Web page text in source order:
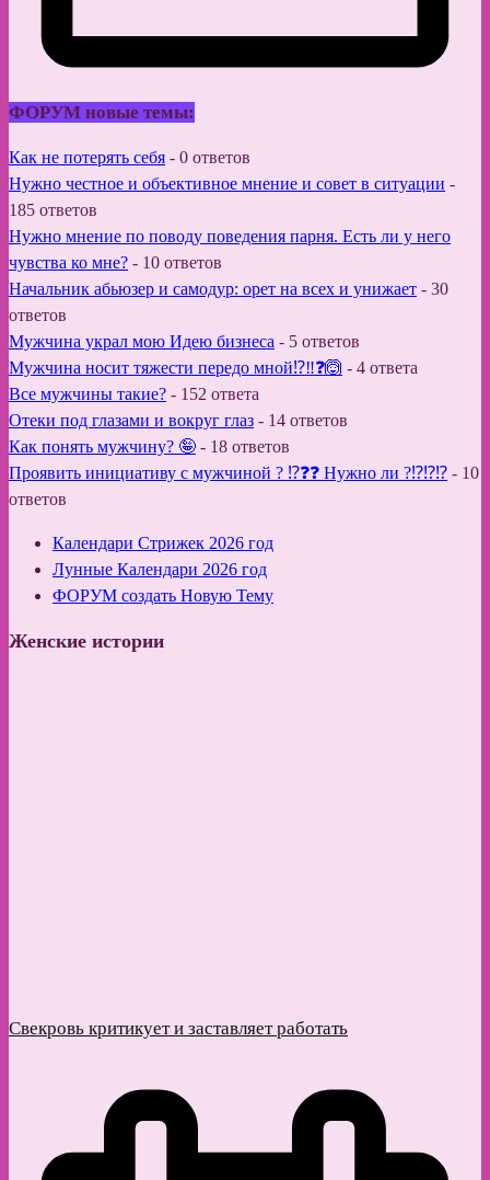
ФОРУМ новые темы:
Как не потерять себя - 0 ответов
Нужно честное и объективное мнение и совет в ситуации -
185 ответов
Нужно мнение по поводу поведения парня. Есть ли у него
чувства ко мне? - 10 ответов
Начальник абьюзер и самодур: орет на всех и унижает - 30
ответов
Мужчина украл мою Идею бизнеса - 5 ответов
Мужчина носит тяжести передо мной⁉️‼️❓🙆 - 4 ответа
Все мужчины такие? - 152 ответа
Отеки под глазами и вокруг глаз - 14 ответов
Как понять мужчину? 🤪 - 18 ответов
Проявить инициативу с мужчиной ? ⁉️❓❓ Нужно ли ?⁉️⁉️⁉️ - 10
ответов
Календари Стрижек 2026 год
Лунные Календари 2026 год
ФОРУМ создать Новую Тему
Женские истории
Свекровь критикует и заставляет работать